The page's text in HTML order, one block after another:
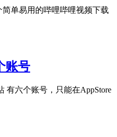
单易用的哔哩哔哩视频下载
账号
有六个账号，只能在AppStore